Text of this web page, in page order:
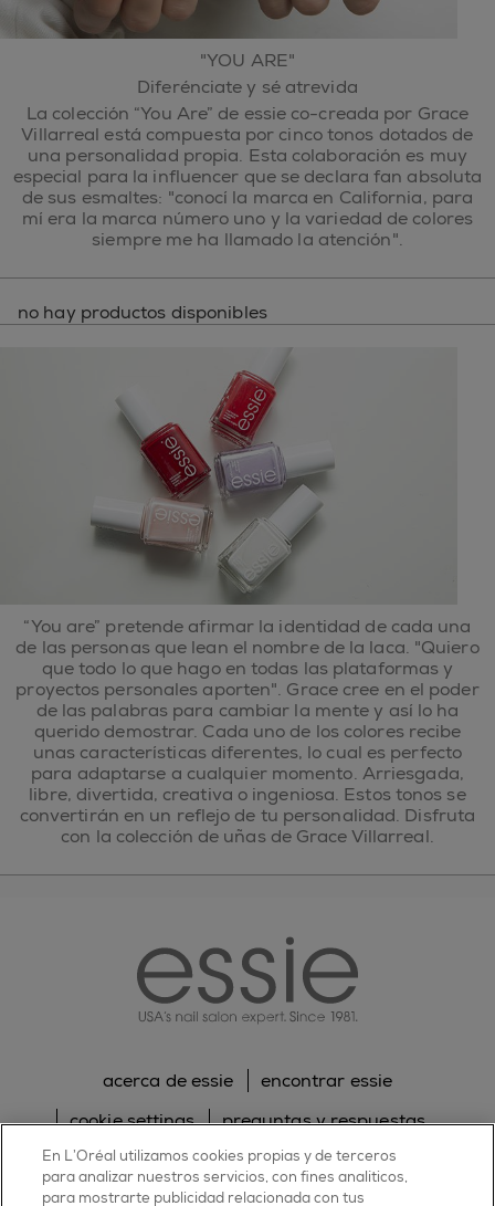
"YOU ARE"
Diferénciate y sé atrevida
La colección “You Are” de essie co-creada por Grace
Villarreal está compuesta por cinco tonos dotados de
una personalidad propia. Esta colaboración es muy
especial para la influencer que se declara fan absoluta
de sus esmaltes: "conocí la marca en California, para
mí era la marca número uno y la variedad de colores
siempre me ha llamado la atención".
no hay productos disponibles
“You are” pretende afirmar la identidad de cada una
de las personas que lean el nombre de la laca. "Quiero
que todo lo que hago en todas las plataformas y
proyectos personales aporten". Grace cree en el poder
de las palabras para cambiar la mente y así lo ha
querido demostrar. Cada uno de los colores recibe
unas características diferentes, lo cual es perfecto
para adaptarse a cualquier momento. Arriesgada,
libre, divertida, creativa o ingeniosa. Estos tonos se
convertirán en un reflejo de tu personalidad. Disfruta
con la colección de uñas de Grace Villarreal.
acerca de essie
encontrar essie
cookie settings
preguntas y respuestas
sitemap
contacta con nosotros
política de cookies
política de privacidad
En L’Oréal utilizamos cookies propias y de terceros
para analizar nuestros servicios, con fines analíticos,
para mostrarte publicidad relacionada con tus